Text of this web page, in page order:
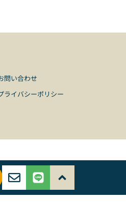
問い合わせ
ライバシーポリシー